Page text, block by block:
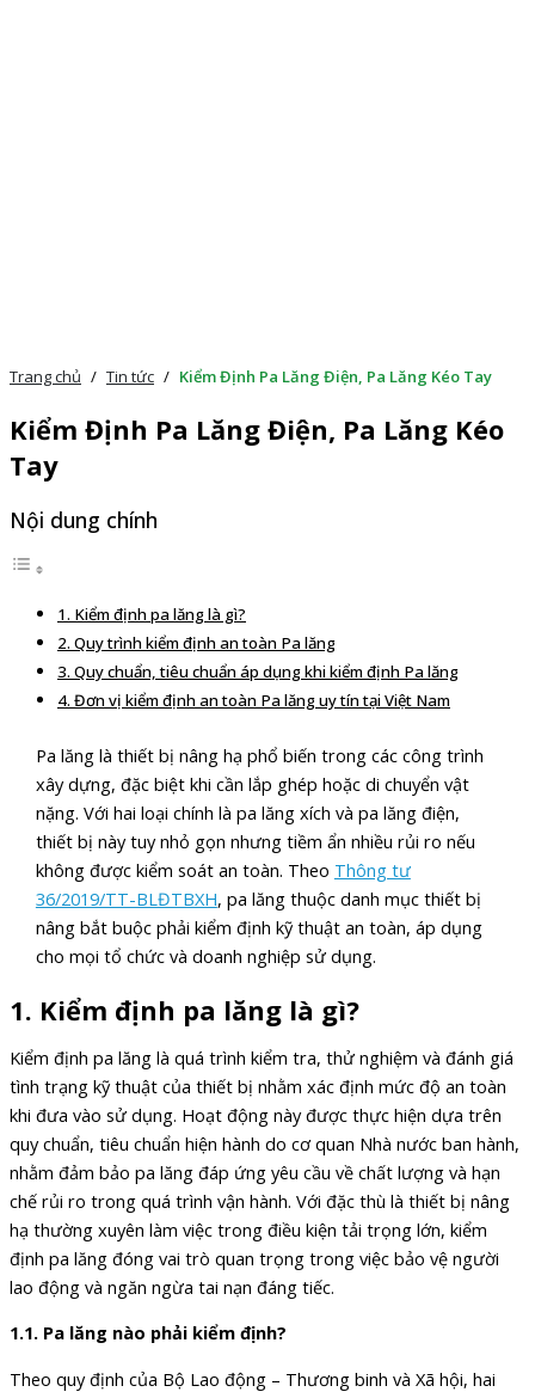
Trang chủ / Tin tức / Kiểm Định Pa Lăng Điện, Pa Lăng Kéo Tay
Kiểm Định Pa Lăng Điện, Pa Lăng Kéo
Tay
Nội dung chính
1. Kiểm định pa lăng là gì?
2. Quy trình kiểm định an toàn Pa lăng
3. Quy chuẩn, tiêu chuẩn áp dụng khi kiểm định Pa lăng
4. Đơn vị kiểm định an toàn Pa lăng uy tín tại Việt Nam
Pa lăng là thiết bị nâng hạ phổ biến trong các công trình
xây dựng, đặc biệt khi cần lắp ghép hoặc di chuyển vật
nặng. Với hai loại chính là pa lăng xích và pa lăng điện,
thiết bị này tuy nhỏ gọn nhưng tiềm ẩn nhiều rủi ro nếu
không được kiểm soát an toàn. Theo Thông tư
36/2019/TT-BLĐTBXH, pa lăng thuộc danh mục thiết bị
nâng bắt buộc phải kiểm định kỹ thuật an toàn, áp dụng
cho mọi tổ chức và doanh nghiệp sử dụng.
1. Kiểm định pa lăng là gì?
Kiểm định pa lăng là quá trình kiểm tra, thử nghiệm và đánh giá
tình trạng kỹ thuật của thiết bị nhằm xác định mức độ an toàn
khi đưa vào sử dụng. Hoạt động này được thực hiện dựa trên
quy chuẩn, tiêu chuẩn hiện hành do cơ quan Nhà nước ban hành,
nhằm đảm bảo pa lăng đáp ứng yêu cầu về chất lượng và hạn
chế rủi ro trong quá trình vận hành. Với đặc thù là thiết bị nâng
hạ thường xuyên làm việc trong điều kiện tải trọng lớn, kiểm
định pa lăng đóng vai trò quan trọng trong việc bảo vệ người
lao động và ngăn ngừa tai nạn đáng tiếc.
1.1. Pa lăng nào phải kiểm định?
Theo quy định của Bộ Lao động – Thương binh và Xã hội, hai